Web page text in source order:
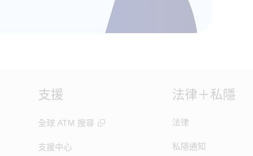
支援
全球 ATM 搜尋
支援中心
法律＋私隱
法律
私隱通知